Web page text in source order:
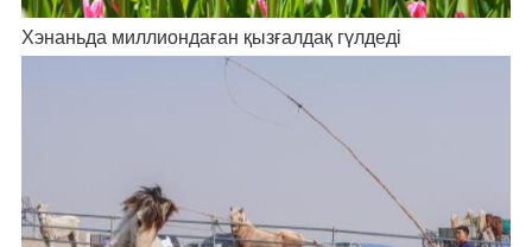
Хэнаньда миллиондаған қызғалдақ гүлдеді